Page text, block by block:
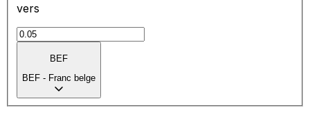
vers
BEF
BEF - Franc belge